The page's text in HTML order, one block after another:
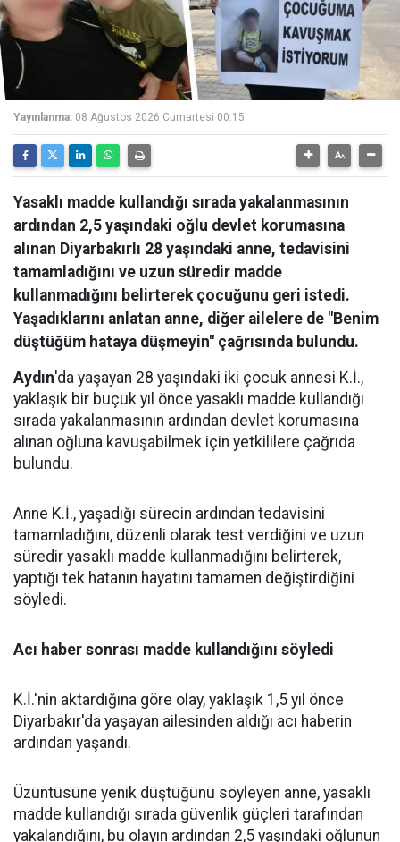
Yayınlanma: 08 Ağustos 2026 Cumartesi 00:15
Yasaklı madde kullandığı sırada yakalanmasının
ardından 2,5 yaşındaki oğlu devlet korumasına
alınan Diyarbakırlı 28 yaşındaki anne, tedavisini
tamamladığını ve uzun süredir madde
kullanmadığını belirterek çocuğunu geri istedi.
Yaşadıklarını anlatan anne, diğer ailelere de "Benim
düştüğüm hataya düşmeyin" çağrısında bulundu.
Aydın'da yaşayan 28 yaşındaki iki çocuk annesi K.İ.,
yaklaşık bir buçuk yıl önce yasaklı madde kullandığı
sırada yakalanmasının ardından devlet korumasına
alınan oğluna kavuşabilmek için yetkililere çağrıda
bulundu.
Anne K.İ., yaşadığı sürecin ardından tedavisini
tamamladığını, düzenli olarak test verdiğini ve uzun
süredir yasaklı madde kullanmadığını belirterek,
yaptığı tek hatanın hayatını tamamen değiştirdiğini
söyledi.
Acı haber sonrası madde kullandığını söyledi
K.İ.'nin aktardığına göre olay, yaklaşık 1,5 yıl önce
Diyarbakır'da yaşayan ailesinden aldığı acı haberin
ardından yaşandı.
Üzüntüsüne yenik düştüğünü söyleyen anne, yasaklı
madde kullandığı sırada güvenlik güçleri tarafından
yakalandığını, bu olayın ardından 2,5 yaşındaki oğlunun